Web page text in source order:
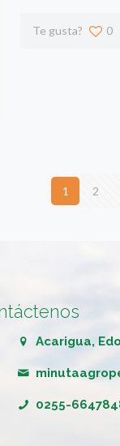
Te gusta? 0
1 2
Acarigua,
0255-